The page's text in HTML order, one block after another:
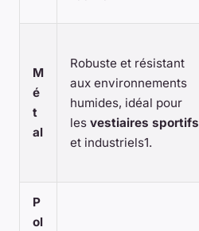
M
é
t
al
Robuste et résistant
aux environnements
humides, idéal pour
les vestiaires sportifs
et industriels1.
P
ol